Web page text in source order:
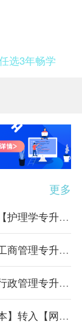
选3年畅学
更多
湖北自考【社区护理学专升本】转入【护理学专升本】专业课程顶替表
湖北自考【物流管理专升本】转入【工商管理专升本】专业课程顶替表
湖北自考【物业管理专升本】转入【行政管理专升本】专业课程顶替表
湖北自考【信息管理与信息系统专升本】转入【网络工程专升本】专业课程顶替表